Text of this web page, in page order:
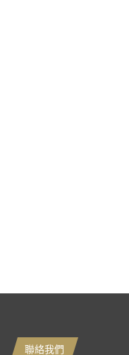
聯絡我們